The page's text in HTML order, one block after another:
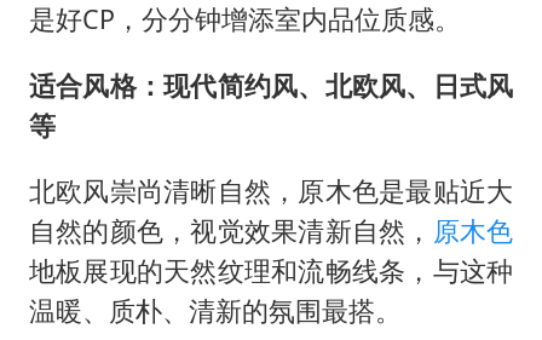
是好CP，分分钟增添室内品位质感。
适合风格：现代简约风、北欧风、日式风
等
北欧风崇尚清晰自然，原木色是最贴近大
自然的颜色，视觉效果清新自然， 原木色
地板展现的天然纹理和流畅线条，与这种
温暖、质朴、清新的氛围最搭。